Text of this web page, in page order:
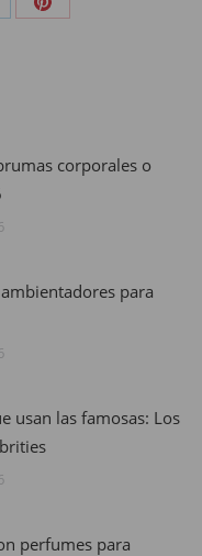
Share
corporales o
para
usan las famosas: Los
perfumes para